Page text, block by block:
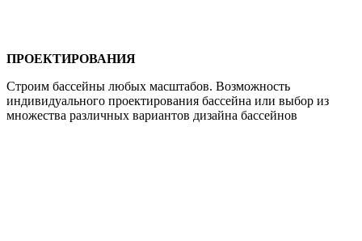
ПРОЕКТИРОВАНИЯ
Строим бассейны любых масштабов. Возможность
индивидуального проектирования бассейна или выбор из
множества различных вариантов дизайна бассейнов